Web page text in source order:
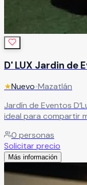
D' LUX Jardin de
★Nuevo•Mazatlán
Jardín de Eventos
ideal para compartir
únicas en un ambiente
servicios completos
gustos y
exactamente como lo
0 personas
Solicitar precio
Más información